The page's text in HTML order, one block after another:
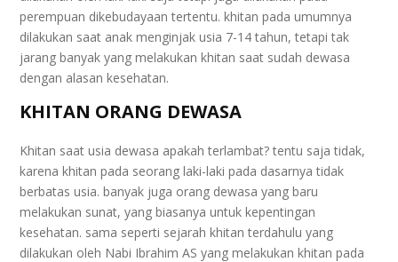
perempuan dikebudayaan tertentu. khitan pada umumnya
dilakukan saat anak menginjak usia 7-14 tahun, tetapi tak
jarang banyak yang melakukan khitan saat sudah dewasa
dengan alasan kesehatan.
KHITAN ORANG DEWASA
Khitan saat usia dewasa apakah terlambat? tentu saja tidak,
karena khitan pada seorang laki-laki pada dasarnya tidak
berbatas usia. banyak juga orang dewasa yang baru
melakukan sunat, yang biasanya untuk kepentingan
kesehatan. sama seperti sejarah khitan terdahulu yang
dilakukan oleh Nabi Ibrahim AS yang melakukan khitan pada